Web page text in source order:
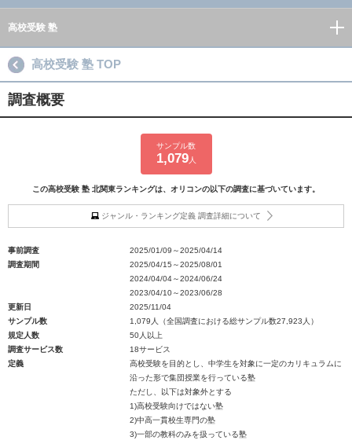
高校受験 塾
高校受験 塾 TOP
調査概要
サンプル数
1,079人
この高校受験 塾 北関東ランキングは、オリコンの以下の調査に基づいています。
ジャンル・ランキング定義 調査詳細について
事前調査
2025/01/09～2025/04/14
調査期間
2025/04/15～2025/08/01
2024/04/04～2024/06/24
2023/04/10～2023/06/28
更新日
2025/11/04
サンプル数
1,079人（全国調査における総サンプル数27,923人）
規定人数
50人以上
調査サービス数
18サービス
定義
高校受験を目的とし、中学生を対象に一定のカリキュラムに
沿った形で集団授業を行っている塾
ただし、以下は対象外とする
1)高校受験向けではない塾
2)中高一貫校生専門の塾
3)一部の教科のみを扱っている塾